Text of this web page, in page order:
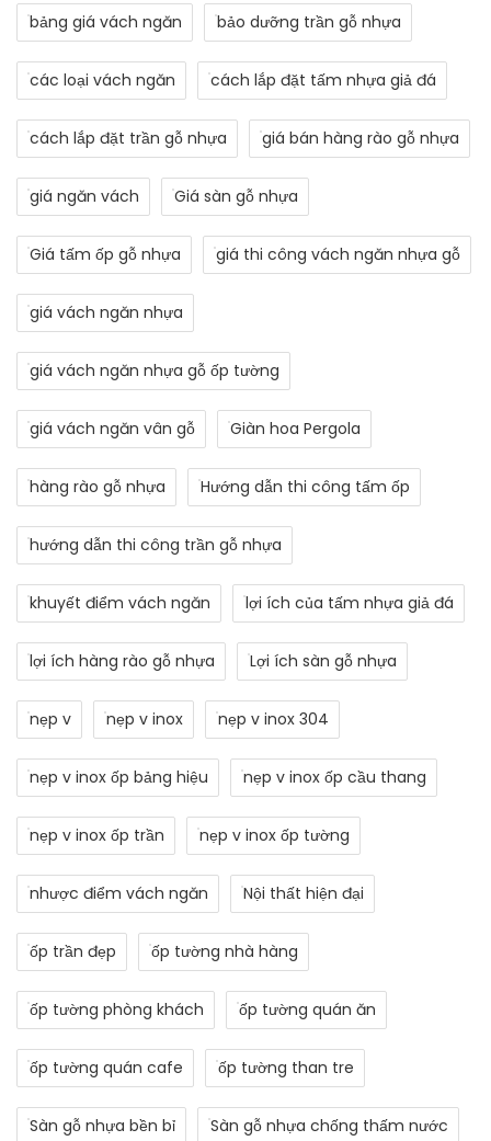
bảng giá vách ngăn bảo dưỡng trần gỗ nhựa
các loại vách ngăn cách lắp đặt tấm nhựa giả đá
cách lắp đặt trần gỗ nhựa giá bán hàng rào gỗ nhựa
giá ngăn vách Giá sàn gỗ nhựa
Giá tấm ốp gỗ nhựa giá thi công vách ngăn nhựa gỗ
giá vách ngăn nhựa
giá vách ngăn nhựa gỗ ốp tường
giá vách ngăn vân gỗ Giàn hoa Pergola
hàng rào gỗ nhựa Hướng dẫn thi công tấm ốp
hướng dẫn thi công trần gỗ nhựa
khuyết điểm vách ngăn lợi ích của tấm nhựa giả đá
lợi ích hàng rào gỗ nhựa Lợi ích sàn gỗ nhựa
nẹp v nẹp v inox nẹp v inox 304
nẹp v inox ốp bảng hiệu nẹp v inox ốp cầu thang
nẹp v inox ốp trần nẹp v inox ốp tường
nhược điểm vách ngăn Nội thất hiện đại
ốp trần đẹp ốp tường nhà hàng
ốp tường phòng khách ốp tường quán ăn
ốp tường quán cafe ốp tường than tre
Sàn gỗ nhựa bền bỉ Sàn gỗ nhựa chống thấm nước